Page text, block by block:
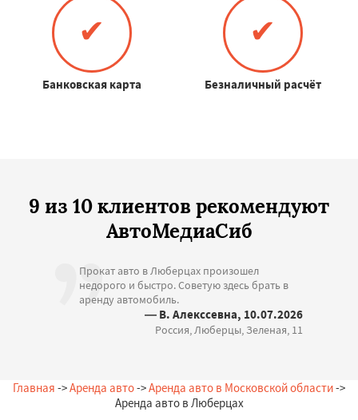
✔
Банковская карта
✔
Безналичный расчёт
9 из 10 клиентов рекомендуют
АвтоМедиаСиб
Прокат авто в Люберцах произошел
недорого и быстро. Советую здесь брать в
аренду автомобиль.
— В. Алекссевна, 10.07.2026
Россия, Люберцы, Зеленая, 11
Главная ->Аренда авто->Аренда авто в Московской области->
Аренда авто в Люберцах